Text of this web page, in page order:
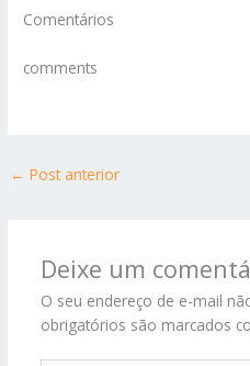
Comentários
comments
← Post anterior
Deixe um
O seu endereço de e-mail
obrigatórios são marcados